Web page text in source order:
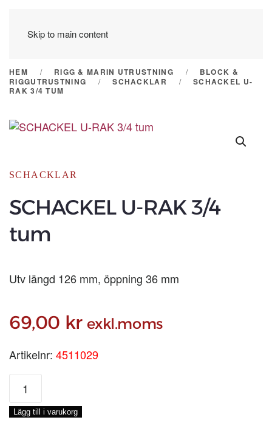
Skip to main content
HEM RIGG & MARIN UTRUSTNING
BLOCK &
RIGGUTRUSTNING
SCHACKLAR
SCHACKEL U-
RAK 3/4 TUM
SCHACKLAR
SCHACKEL U-RAK 3/4
tum
Utv längd 126 mm, öppning 36 mm
69,00 kr exkl.moms
Artikelnr: 4511029
SCHACKEL
RAK
3/4
Lägg till i varukorg